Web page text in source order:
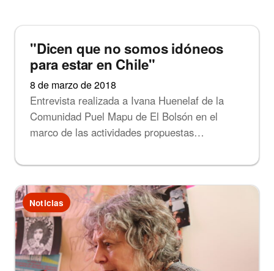
Noticias
"Dicen que no somos idóneos
para estar en Chile"
8 de marzo de 2018
Entrevista realizada a Ivana Huenelaf de la
Comunidad Puel Mapu de El Bolsón en el
marco de las actividades propuestas…
Noticias